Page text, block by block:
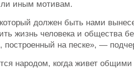
иным мотивам.
должен быть нами
жизнь человека и общества
на песке», —
народом, когда живет